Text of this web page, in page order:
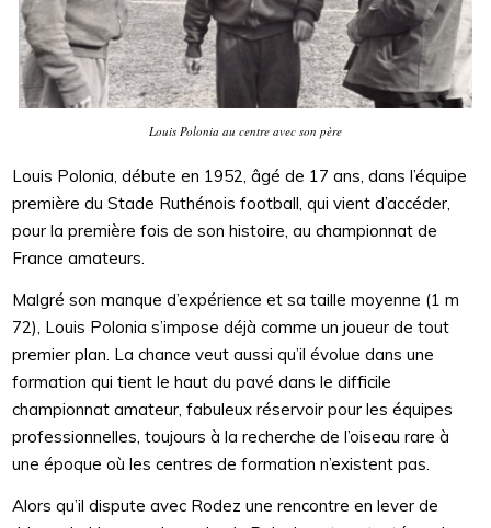
Louis Polonia au centre avec son père
Louis Polonia, débute en 1952, âgé de 17 ans, dans l’équipe
première du Stade Ruthénois football, qui vient d’accéder,
pour la première fois de son histoire, au championnat de
France amateurs.
Malgré son manque d’expérience et sa taille moyenne (1 m
72), Louis Polonia s’impose déjà comme un joueur de tout
premier plan. La chance veut aussi qu’il évolue dans une
formation qui tient le haut du pavé dans le difficile
championnat amateur, fabuleux réservoir pour les équipes
professionnelles, toujours à la recherche de l’oiseau rare à
une époque où les centres de formation n’existent pas.
Alors qu’il dispute avec Rodez une rencontre en lever de